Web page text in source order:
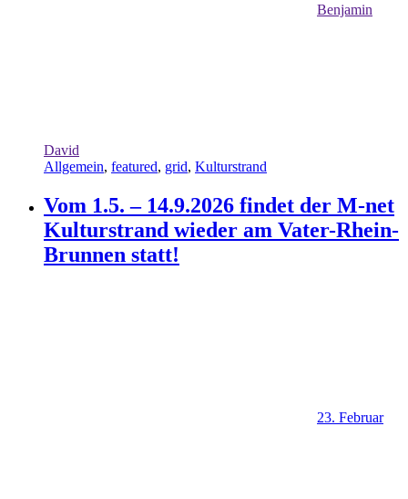
Benjamin
David
Allgemein, featured, grid, Kulturstrand
Vom 1.5. – 14.9.2026 findet der M-net
Kulturstrand wieder am Vater-Rhein-
Brunnen statt!
23. Februar